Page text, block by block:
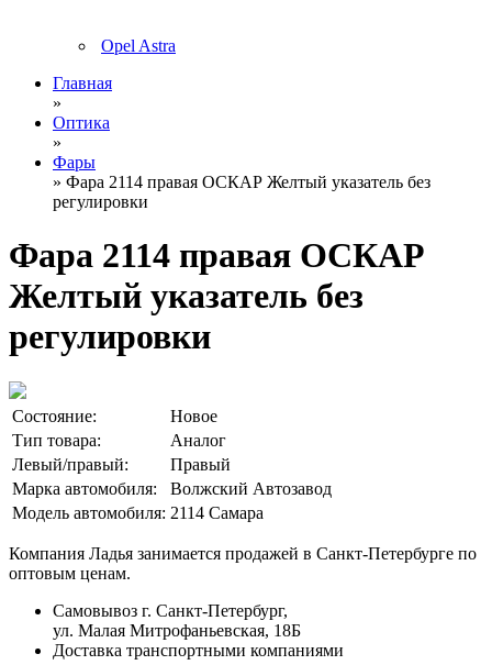
Opel Astra
Главная
»
Оптика
»
Фары
» Фара 2114 правая ОСКАР Желтый указатель без
регулировки
Фара 2114 правая ОСКАР
Желтый указатель без
регулировки
Состояние:
Новое
Тип товара:
Аналог
Левый/правый:
Правый
Марка автомобиля:
Волжский Автозавод
Модель автомобиля: 2114 Самара
Компания Ладья занимается продажей в Санкт-Петербурге по
оптовым ценам.
Самовывоз г. Санкт-Петербург,
ул. Малая Митрофаньевская, 18Б
Доставка транспортными компаниями